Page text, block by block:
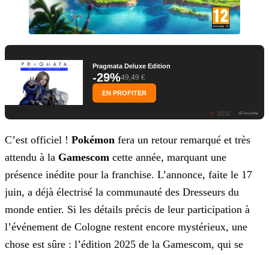
Pragmata Deluxe Edition
-29%49,49 €
EN PROFITER
C’est officiel ! Pokémon fera un retour remarqué et très
attendu à la Gamescom cette année, marquant une
présence inédite pour la franchise. L’annonce, faite le 17
juin, a déjà électrisé la communauté des Dresseurs du
monde entier. Si les détails précis de leur participation à
l’événement de Cologne restent encore mystérieux, une
chose est sûre : l’édition 2025 de la Gamescom, qui se